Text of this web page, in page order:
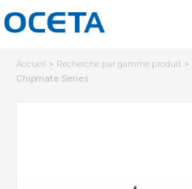
Accueil > Recherche par gamme produit >
Chipmate Series